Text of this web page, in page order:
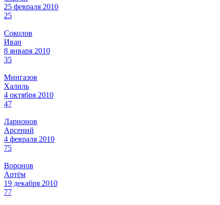
25 февраля 2010
25
Соколов
Иван
8 января 2010
35
Мингазов
Халиль
4 октября 2010
47
Ларионов
Арсений
4 февраля 2010
75
Воронов
Артём
19 декабря 2010
77